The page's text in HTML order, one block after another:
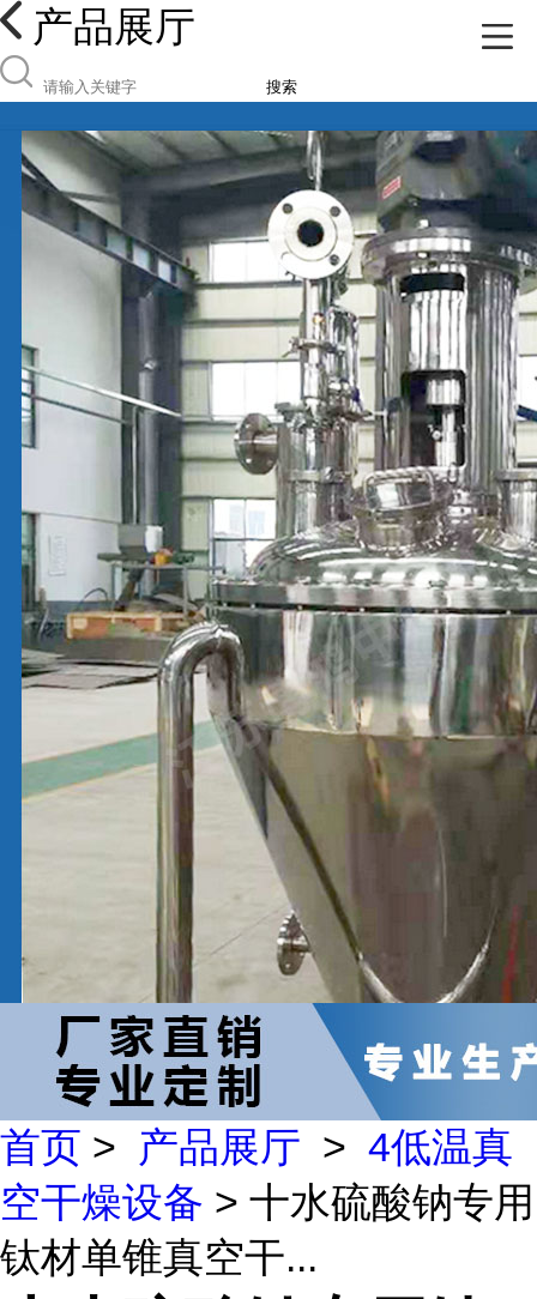
产品展厅
搜索
首页 > 产品展厅 > 4低温真
空干燥设备 > 十水硫酸钠专用
钛材单锥真空干...